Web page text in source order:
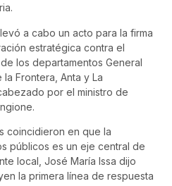
a cabo un acto para la firma
estratégica contra el
los departamentos General
Frontera, Anta y La
por el ministro de
coincidieron en que la
públicos es un eje central de
local, José María Issa dijo
la primera línea de respuesta